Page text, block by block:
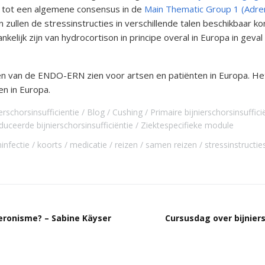
een algemene consensus in de Main Thematic Group 1
zullen de stressinstructies in verschillende talen beschikbaar
zijn van hydrocortison in principe overal in Europa in
van de ENDO-ERN zien voor artsen en patiënten in Europa.
in Europa.
Blog Cushing
Primaire
bijnierschorsinsufficiëntie
Ziektespecifieke module
koorts medicatie reizen samen reizen
– Sabine Käyser Cursusdag over